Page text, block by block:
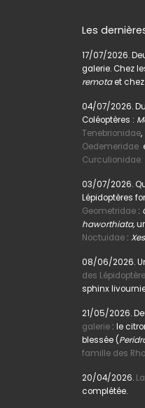
Les
17/07/2026.
galerie. Chez
remotaet
04/07/2026.
Coléoptères :
Tenebrionidae,
Oedemeridae
Curculionidae.
03/07/2026.
Lépidoptères
Geometridae :
haworthiata,
Noctuidae :
08/06/2026.
des
sphinx
21/05/2026.
galerie : le
blessée (
famille des
20/04/2026.
complétée.